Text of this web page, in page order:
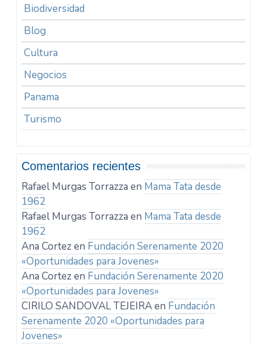
Biodiversidad
Blog
Cultura
Negocios
Panama
Turismo
Comentarios recientes
Rafael Murgas Torrazza en Mama Tata desde
1962
Rafael Murgas Torrazza en Mama Tata desde
1962
Ana Cortezen Fundación Serenamente 2020
«Oportunidades para Jovenes»
Ana Cortezen Fundación Serenamente 2020
«Oportunidades para Jovenes»
CIRILO SANDOVAL TEJEIRAen Fundación
Serenamente 2020 «Oportunidades para
Jovenes»